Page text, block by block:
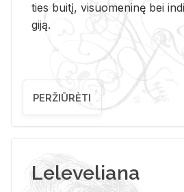
ties bui­tį, vi­suo­me­ni­nę bei
gi­ją.
PERŽIŪRĖTI
Leleveliana